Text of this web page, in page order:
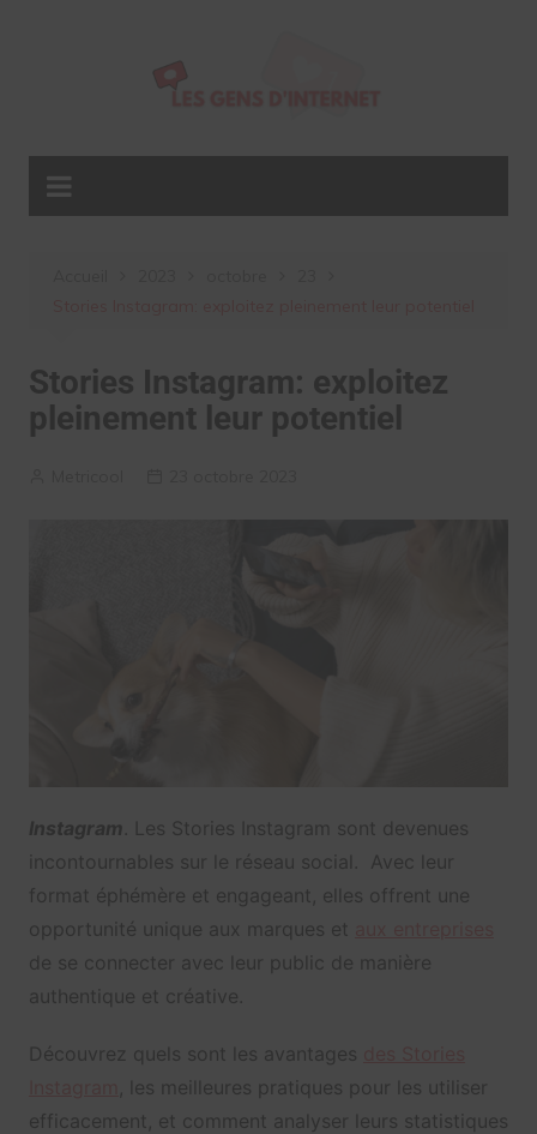
Stories Instagram: exploitez
pleinement leur potentiel
Instagram . Les Stories Instagram sont devenues
incontournables sur le réseau social. Avec leur
format éphémère et engageant, elles offrent une
opportunité unique aux marques et
de se connecter avec leur public de manière
authentique et créative.
Découvrez quels sont les avantages
, les meilleures pratiques pour les utiliser
efficacement, et comment analyser leurs statistiques